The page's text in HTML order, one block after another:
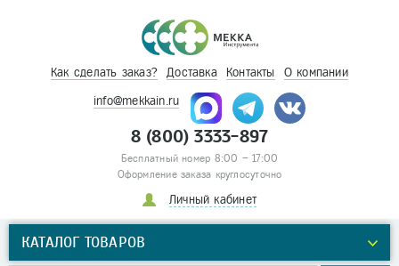
Как сделать заказ? Доставка Контакты О компании
info@mekkain.ru
8 (800) 3333-897
Бесплатный номер 8:00 – 17:00
Оформление заказа круглосуточно
Личный кабинет
КАТАЛОГ ТОВАРОВ